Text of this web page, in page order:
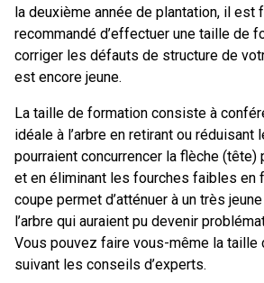
la deuxième année de plantation, il est
recommandé d’effectuer une taille de
corriger les défauts de structure de
est encore jeune.
La taille de formation consiste à
idéale à l’arbre en retirant ou réduisant
pourraient concurrencer la flèche (tête)
et en éliminant les fourches faibles en
coupe permet d’atténuer à un très
l’arbre qui auraient pu devenir
Vous pouvez faire vous-même la taille
suivant les conseils d’experts.